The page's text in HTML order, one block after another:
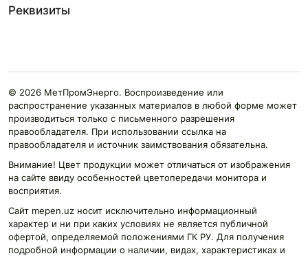
Реквизиты
© 2026 МетПромЭнерго. Воспроизведение или
распространение указанных материалов в любой форме может
производиться только с письменного разрешения
правообладателя. При использовании ссылка на
правообладателя и источник заимствования обязательна.
Внимание! Цвет продукции может отличаться от изображения
на сайте ввиду особенностей цветопередачи монитора и
восприятия.
Сайт mepen.uz носит исключительно информационный
характер и ни при каких условиях не является публичной
офертой, определяемой положениями ГК РУ. Для получения
подробной информации о наличии, видах, характеристиках и